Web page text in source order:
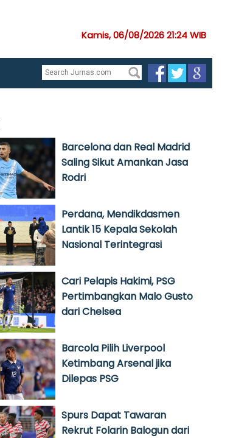
Kamis, 06/08/2026 21:24 WIB
Barcelona dan Real Madrid
Saling Sikut Amankan Jasa
Rodri
Perdana, Mendikdasmen
Lantik 15 Kepala Sekolah
Nasional Terintegrasi
Cari Pelapis Hakimi, PSG
Pertimbangkan Malo Gusto
dari Chelsea
Barcola Pilih Liverpool
Ketimbang Arsenal jika
Dilepas PSG
Spurs Dapat Tawaran
Rekrut Folarin Balogun dari